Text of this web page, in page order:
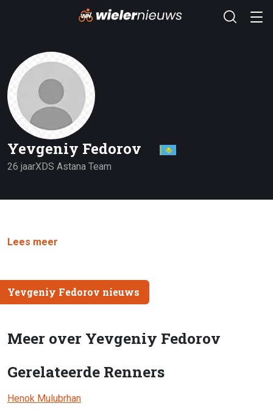
Yevgeniy Fedorov
26 jaarXDS Astana Team
Lees meer
Yevgeniy Fedorov nieuws
Meer over Yevgeniy Fedorov
Gerelateerde Renners
Henok Mulubrhan